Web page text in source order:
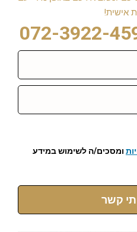
אישית!
ומסכים/ה לשימוש במידע
קשר